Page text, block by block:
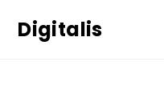
Digitalis